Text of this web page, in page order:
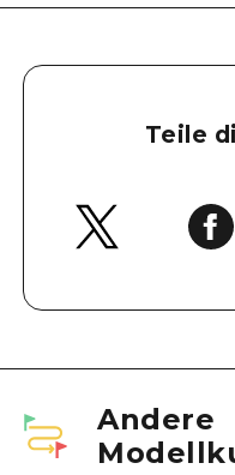
Teile
Andere